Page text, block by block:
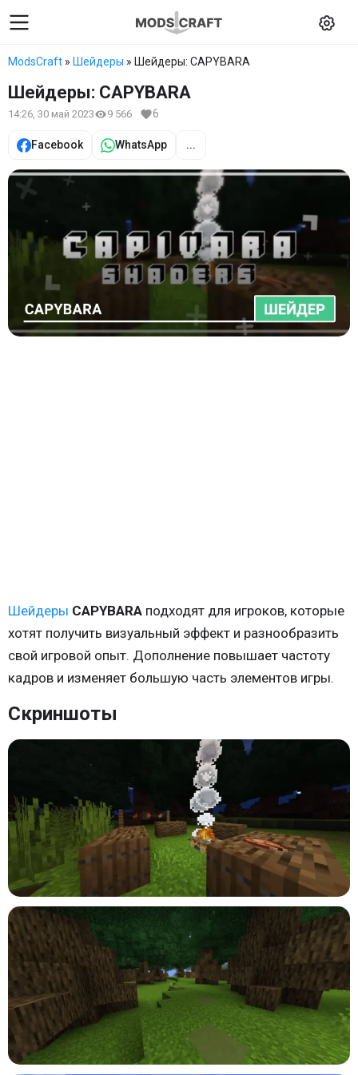
ModsCraft » Шейдеры » Шейдеры: CAPYBARA
Шейдеры: CAPYBARA
14:26, 30 май 2023 9 566 6
Facebook WhatsApp ...
Шейдеры CAPYBARA подходят для игроков, которые
хотят получить визуальный эффект и разнообразить
свой игровой опыт. Дополнение повышает частоту
кадров и изменяет большую часть элементов игры.
Скриншоты